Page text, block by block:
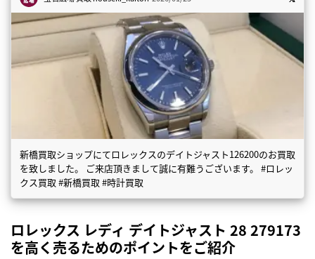
新橋買取ショップにてロレックスのデイトジャスト126200のお買取
を致しました。 ご来店頂きまして誠に有難うございます。 #ロレッ
クス買取 #新橋買取 #時計買取
ロレックス レディ デイトジャスト 28 279173
を高く売るためのポイントをご紹介